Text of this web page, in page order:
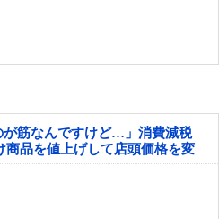
が筋なんですけど…」消費減税
品を値上げして店頭価格を変